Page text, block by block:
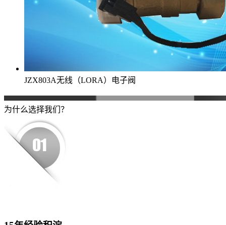
JZX803A无线（LORA）电子阀
为什么选择我们？